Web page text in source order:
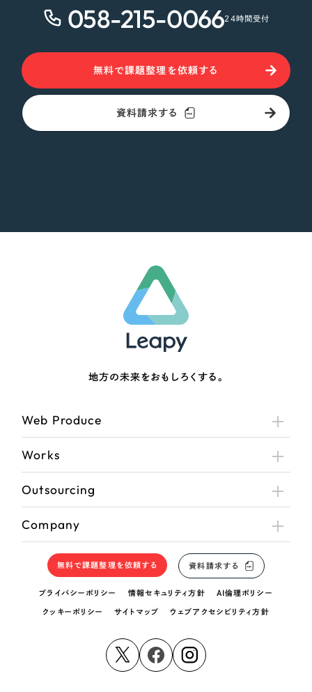
オレンジ・橙色
グリーン・緑色
058-215-006624時間受付
無料で課題整理を依頼する
資料請求する
地方の未来をおもしろくする。
Web Produce
Works
Outsourcing
Company
無料で課題整理を依頼する 資料請求する
プライバシーポリシー 情報セキュリティ方針 AI倫理ポリシー
クッキーポリシー サイトマップ ウェブアクセシビリティ方針